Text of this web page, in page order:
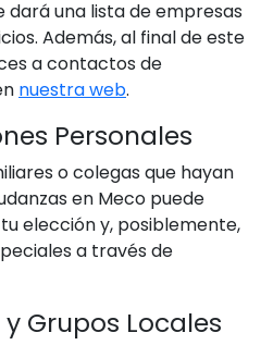
dará una lista de empresas
Además, al final de este
a contactos de
nuestra web.
Personales
o colegas que hayan
en Meco puede
elección y, posiblemente,
a través de
Grupos Locales